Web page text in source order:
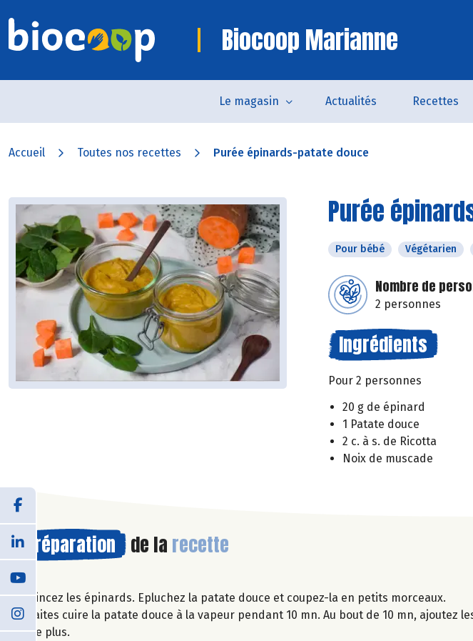
Biocoop Marianne
Le magasin Actualités Recettes
Accueil Toutes nos recettes Purée épinards-patate douce
Purée
Pour bébé Végétarien
Nombre de
2 personnes
Ingrédients
Pour 2 personnes
20 g de épinard
1 Patate douce
2 c. à s. de Ricotta
Noix de muscade
Préparation de la recette
Rincez les épinards. Epluchez la patate douce et coupez-la en petits morceaux.
Faites cuire la patate douce à la vapeur pendant 10 mn. Au bout de 10 mn,
de plus.